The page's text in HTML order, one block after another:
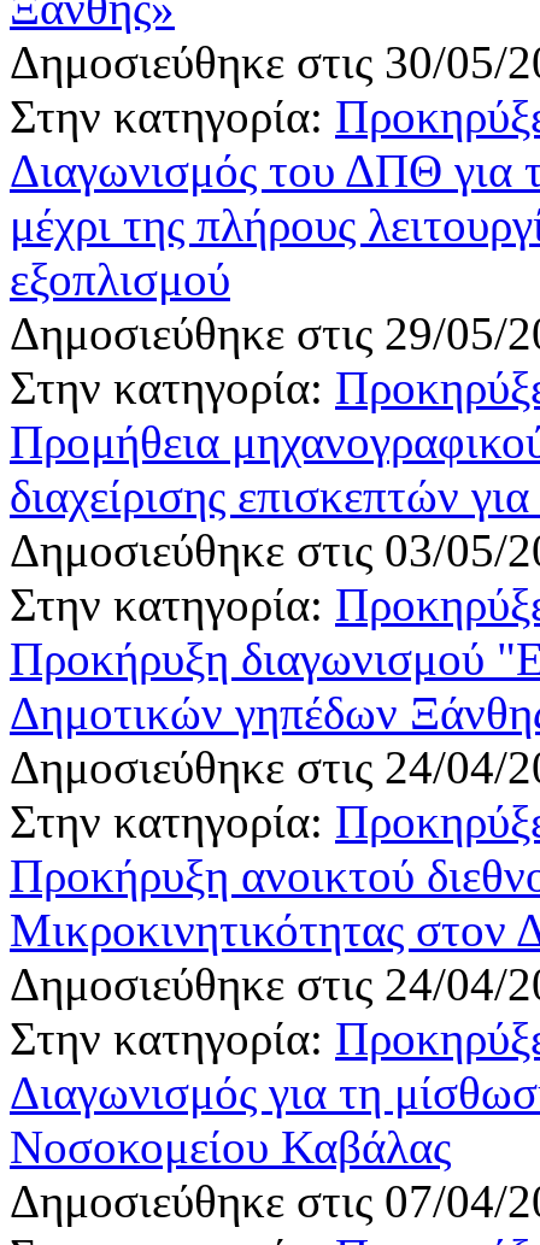
Δημοσιεύθηκε στις 30/05/
Στην κατηγορία:
Διαγωνισμός του ΔΠΘ για
μέχρι της πλήρους
εξοπλισμού
Δημοσιεύθηκε στις 29/05/
Στην κατηγορία:
Προμήθεια
διαχείρισης επισκεπτών
Δημοσιεύθηκε στις 03/05/
Στην κατηγορία:
Προκήρυξη διαγωνισμού
Δημοτικών γηπέδων
Δημοσιεύθηκε στις 24/04/
Στην κατηγορία:
Προκήρυξη ανοικτού
Μικροκινητικότητας στον
Δημοσιεύθηκε στις 24/04/
Στην κατηγορία:
Διαγωνισμός για τη
Νοσοκομείου Καβάλας
Δημοσιεύθηκε στις 07/04/